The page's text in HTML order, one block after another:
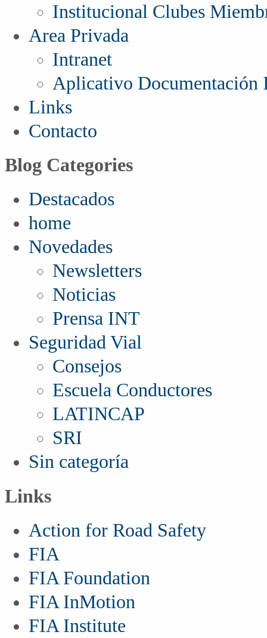
Institucional Clubes
Area Privada
Intranet
Aplicativo Documentación
Links
Contacto
Blog Categories
Destacados
home
Novedades
Newsletters
Noticias
Prensa INT
Seguridad Vial
Consejos
Escuela Conductores
LATINCAP
SRI
Sin categoría
Links
Action for Road Safety
FIA
FIA Foundation
FIA InMotion
FIA Institute